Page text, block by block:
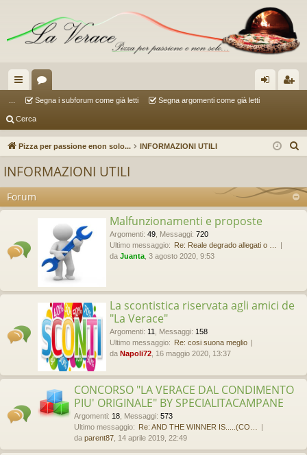
oll
eg
a
ti
ap
or
iti
Segna i subforum come già letti Segna argomenti come già letti
Cerca
Pizza per passione enon solo... INFORMAZIONI UTILI
c
a
INFORMAZIONI UTILI
Forum
Malfunzionamenti e proposte
Argomenti: 49 Messaggi: 720
Ultimo messaggio: Re: Reale degrado allegati o …
da Juanta , 3 agosto 2020, 9:53
La scontistica riservata agli amici de
"La Verace"
Argomenti: 11 Messaggi: 158
Ultimo messaggio: Re: cosi suona meglio
da Napoli72 , 16 maggio 2020, 13:37
CONCORSO "LA VERACE DAL CONDIMENTO
PIU' ORIGINALE" BY SPECIALITACAMPANE
Argomenti: 18 Messaggi: 573
Ultimo messaggio: Re: AND THE WINNER IS.....(CO…
da parent87 , 14 aprile 2019, 22:49